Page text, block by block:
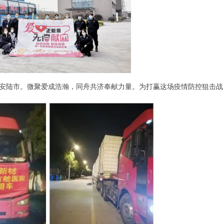
陆市。微聚爱成浩瀚，同舟共济奉献力量。为打赢这场疫情防控狙击战